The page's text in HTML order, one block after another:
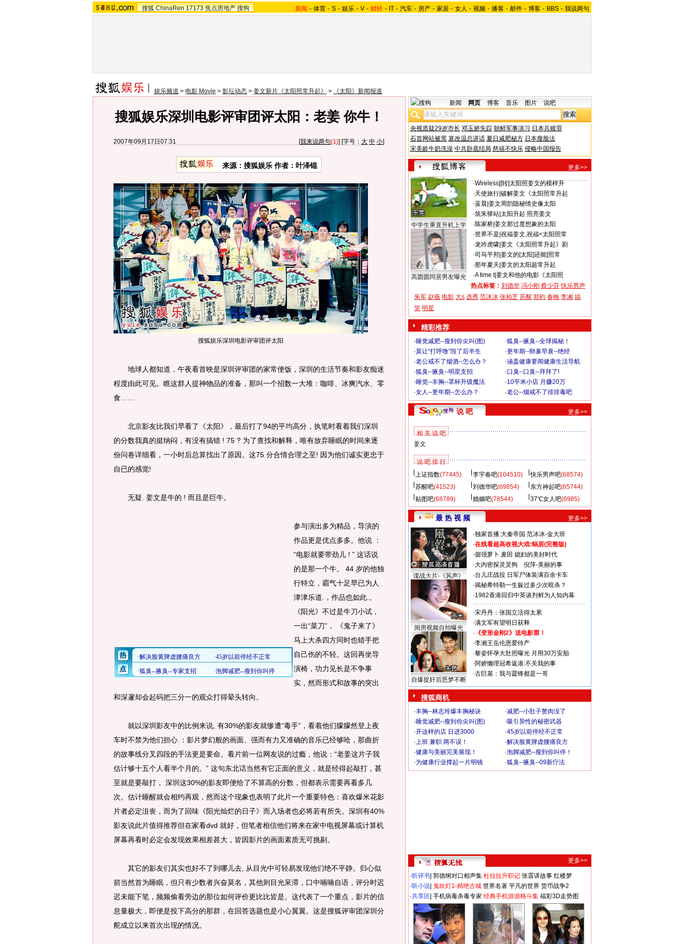
搜狐 ChinaRen 17173 焦点房地产 搜狗 新闻 - 体育 - S - 娱乐 - V - 财经 - IT - 汽车 - 房产 - 家居 - 女人 - 视频 - 播客 - 邮件 - 博客 - BBS - 我说两句
娱乐频道 > 电影 Movie > 影坛动态 > 姜文新片《太阳照常升起》 > 《太阳》新闻报道
搜狐娱乐深圳电影评审团评太阳：老姜 你牛！
2007年09月17日07:31 [我来说两句(1)] [字号： 大 中 小]
来源：搜狐娱乐 作者：叶泽锟
搜狐娱乐深圳电影评审团评太阳
地球人都知道，午夜看首映是深圳评审团的家常便饭，深圳的生活节奏和影友痴迷
程度由此可见。瞧这群人提神物品的准备，那叫一个招数一大堆：咖啡、冰爽汽水、零
食……
北京影友比我们早看了《太阳》，最后打了94的平均高分，执笔时看着我们深圳
的分数我真的挺纳闷，有没有搞错 ! 75 ? 为了查找和解释，唯有放弃睡眠的时间来逐
份问卷详细看，一小时后总算找出了原因。这75 分合情合理之至! 因为他们诚实更忠于
自已的感觉!
无疑. 姜文是牛的 ! 而且是巨牛。
参与演出多为精品，导演的
作品更是优点多多。他说 ：
“电影就要带劲儿 ! ” 这话说
的是那一个牛。 44 岁的他独
行特立，霸气十足早已为人
津津乐道.，作品也如此.。
《阳光》不过是牛刀小试，
一出“菜刀”， 《鬼子来了》
马上大杀四方同时也错手把
自己伤的不轻。这回再坐导
演椅，功力见长是不争事
实，然而形式和故事的突出
和深邃却会起码把三分一的观众打得晕头转向。
就以深圳影友中的比例来说, 有30%的影友就惨遭“毒手”，看着他们朦朦然登上夜
车时不禁为他们担心.：影片梦幻般的画面、强而有力又准确的音乐已经够呛，那曲折
的故事线分叉四段的手法更是要命。看片前一位网友说的过瘾，他说：“老姜这片子我
估计够十五个人看半个月的。” 这句东北话当然有它正面的意义，就是经得起敲打，甚
至就是要敲打， 深圳这30%的影友即便给了不算高的分数，但都表示需要再看多几
次。估计睡醒就会相约再观，然而这个现象也表明了此片一个重要特色：喜欢爆米花影
片者必定沮丧，而为了回味《阳光灿烂的日子》而入场者也必将若有所失。深圳有40%
影友说此片值得推荐但在家看dvd 就好，但笔者相信他们将来在家中电视屏幕或计算机
屏幕再看时必定会发现效果相差甚大，皆因影片的画面素质无可挑剔。
其它的影友们其实也好不了到哪儿去, 从目光中可轻易发现他们绝不平静。归心似
箭当然首为睡眠，但只有少数者兴奋莫名，其他则目光呆滞，口中喃喃自语，评分时迟
迟未能下笔，频频偷看旁边的那位如何评价更比比皆是。这代表了一个重点，影片的信
息量极大，即便是投下高分的那群，在回答选题也是小心翼翼。这是搜狐评审团深圳分
舵成立以来首次出现的情况。
新闻 网页 博客 音乐 图片 说吧
央视质疑29岁市长 邓玉娇失踪 朝鲜军事演习 日本兵赎罪
石首网站被黑 篡改温总讲话 夏日减肥秘方 日本瘦脸法
宋美龄牛奶洗澡 中共卧底结局 慈禧不快乐 侵略中国报告
更多>>
中学生乘直升机上学
高圆圆同居男友曝光
·Wireless| [转]太阳照姜文的模样升
·天使旅行| 破解姜文《太阳照常升起
·蓝晨 姜文周韵隐秘情史像太阳
·筑朱驿站| 太阳升起 照亮姜文
·陈家桥| 姜文那过度想象的太阳
·世界不是 祝福姜文,祝福<太阳照常
·龙吟虎啸| 姜文《太阳照常升起》剧
·司马平邦| 姜文的[太阳]还能[照常
·那年夏天 姜文的太阳超常升起
·A time t|姜文和他的电影《太阳照
热点标签： 刘德华 冯小刚 蔡少芬 快乐男声
朱军 赵薇 电影 大s 选秀 范冰冰 张柏芝 苏醒 郑钧 春晚 李湘 搞
笑 明星
精彩推荐
·睡觉减肥--瘦到你尖叫(图) ·狐臭--腋臭--全球揭秘！
·莫让“打呼噜”毁了后半生 ·更年期--卵巢早衰--绝经
·老公戒不了烟酒--怎么办？ ·涵盖健康要闻健康生活导航
·狐臭--腋臭--明星支招 ·口臭--口臭--拜拜了!
·睡觉--丰胸--罩杯升级魔法 ·10平米小店 月赚20万
·女人--更年期--怎么办？ ·老公--烟戒不了排排毒吧
说 吧 更多>>
相 关 说 吧
姜文
说 吧 排 行
上证指数(77445) 李宇春吧(104510) 快乐男声吧(68574)
苏醒吧(41523) 刘德华吧(69854) 东方神起吧(65744)
贴图吧(68789) 婚姻吧(78544) 37℃女人吧(6985)
最 热 视 频 更多>>
谍战大片-《风声》
闺房视频自拍曝光
自爆捉奸后恶梦不断
·独家首播:大秦帝国 范冰冰-金大班
·在线看超高收视大戏:蜗居(完整版)
·倔强萝卜 麦田 媳妇的美好时代
·大内密探灵灵狗
倪萍-美丽的事
·台儿庄战役 日军尸体装满百余卡车
·揭秘希特勒一生躲过多少次暗杀？
·1982香港回归中英谈判鲜为人知内幕
·宋丹丹：张国立活得太累
·满文军有望明日获释
· 《变形金刚2》送电影票！
·李湘王岳伦恩爱待产
·黎姿怀孕大肚照曝光 月用30万安胎
·阿娇懒理冠希返港:不关我的事
·古巨基：我与霆锋都是一哥
搜狐商机
·丰胸--林志玲爆丰胸秘诀 ·减肥--小肚子赘肉没了
·睡觉减肥--瘦到你尖叫(图) ·吸引异性的秘密武器
·开这样的店 日进3000 ·45岁以前停经不正常
·上班 兼职 两不误！ ·解决脸黄脾虚腰痛良方
·健康与美丽完美展现！ ·泡脚减肥--瘦到你叫停！
·为健康行业撑起一片明镜 ·狐臭--腋臭--09新疗法
更多>>
·听评书 郭德纲对口相声集 杜拉拉升职记 张震讲故事 红楼梦
·听小说 鬼吹灯1-精绝古城 世界名著 平凡的世界 货币战争2
·共享区 手机病毒杀毒专家 经典手机游游格斗集 福彩3D走势图